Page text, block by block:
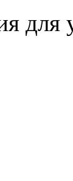
для